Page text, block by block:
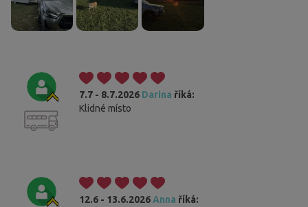
7.7 - 8.7.2026 Darina říká:
Klidné místo
12.6 - 13.6.2026Anna říká: